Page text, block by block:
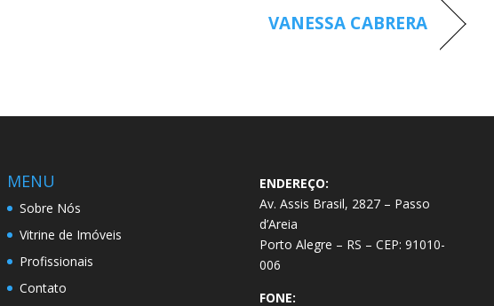
VANESSA CABRERA
MENU
Sobre Nós
Vitrine de Imóveis
Profissionais
Contato
ENDEREÇO:
Av. Assis Brasil, 2827 – Passo
d’Areia
Porto Alegre – RS – CEP: 91010-
006
FONE: